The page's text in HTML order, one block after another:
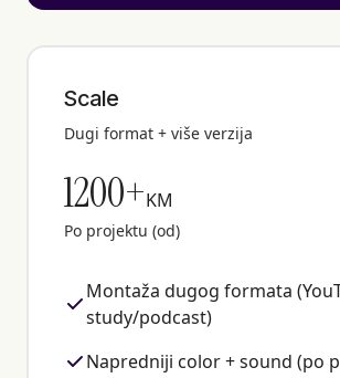
Scale
Dugi format + više verzija
1200+KM
Po projektu (od)
Montaža dugog formata
study/podcast)
Napredniji color + sound (po